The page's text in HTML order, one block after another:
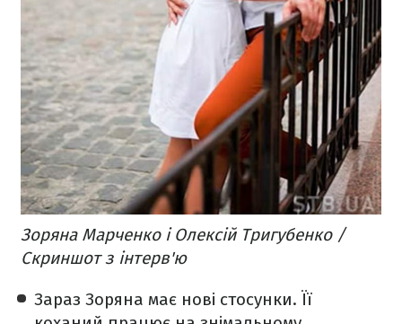
Зоряна Марченко і Олексій Тригубенко /
Скриншот з інтерв'ю
Зараз Зоряна має нові стосунки. Її